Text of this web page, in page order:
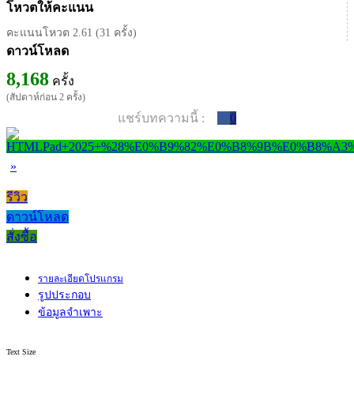
โหวตให้คะแนน
คะแนนโหวต 2.61 (31 ครั้ง)
ดาวน์โหลด
8,168 ครั้ง
(สัปดาห์ก่อน 2 ครั้ง)
แชร์บทความนี้ : 0
»
รีวิว
ดาวน์โหลด
สั่งซื้อ
รายละเอียดโปรแกรม
รูปประกอบ
ข้อมูลจำเพาะ
Text Size